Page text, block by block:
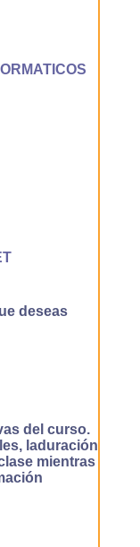
deseas
del curso.
laduración
mientras